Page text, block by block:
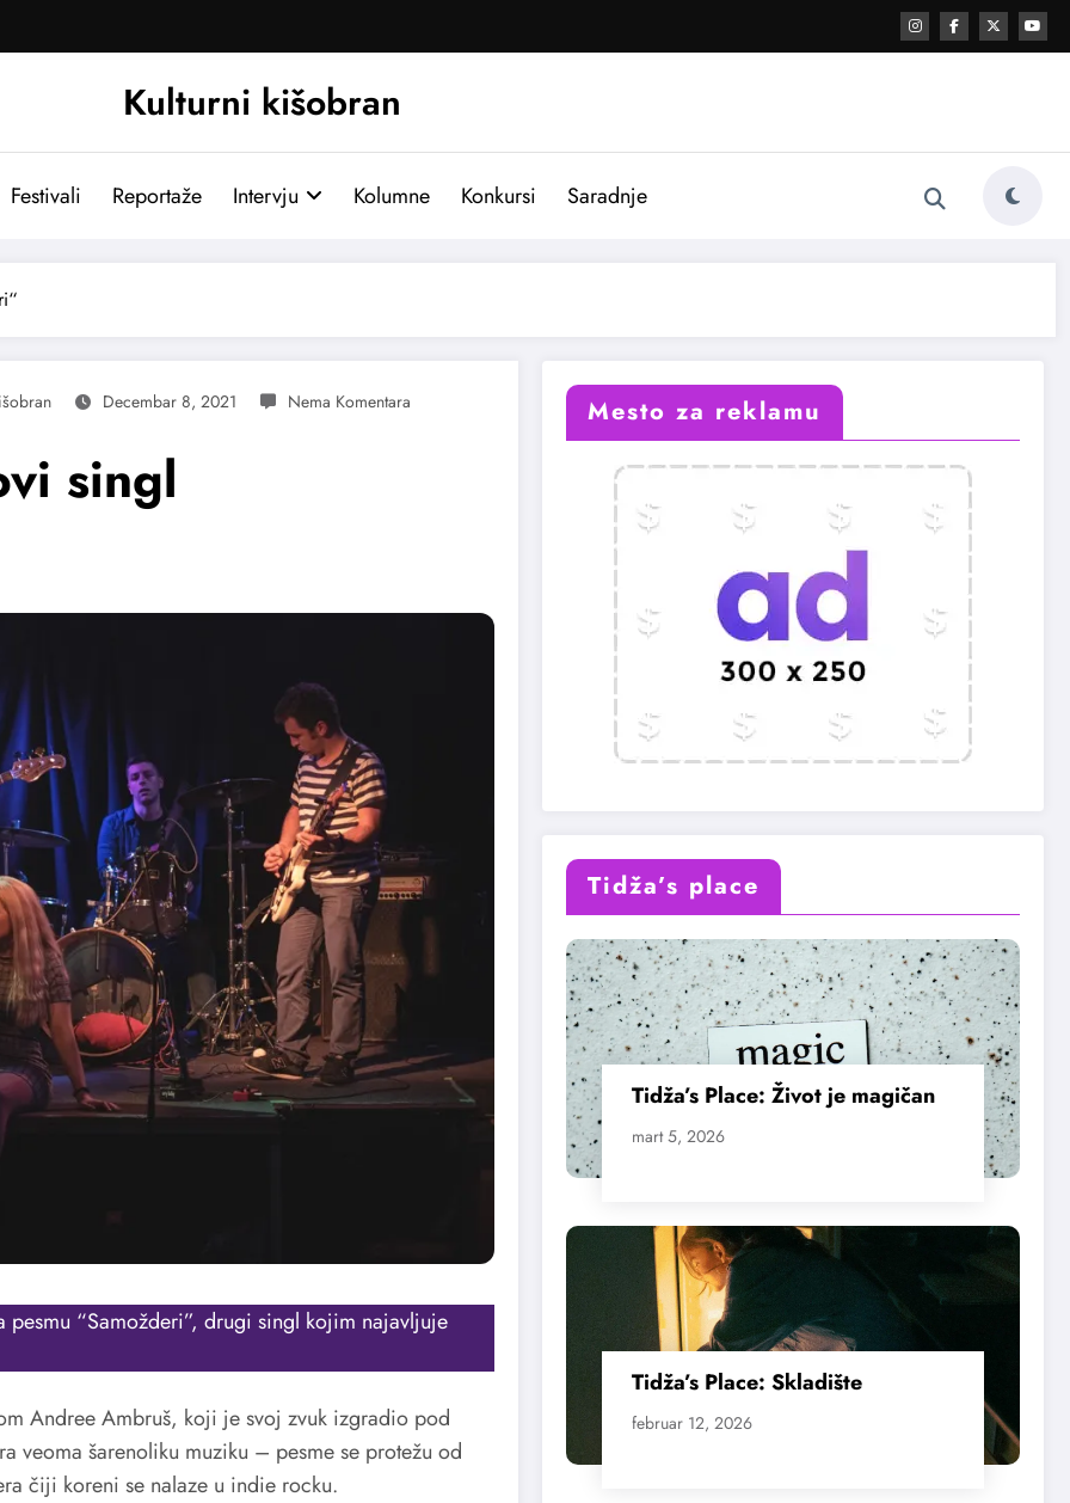
Kulturni kišobran
Festivali Reportaže Intervju Kolumne Konkursi Saradnje
Decembar 8, 2021
singl
“Samožderi”, drugi singl kojim najavljuje
Andree Ambruš, koji je svoj zvuk izgradio pod
veoma šarenoliku muziku – pesme se protežu od
čiji koreni se nalaze u indie rocku.
Mesto za reklamu
Tidža’s place
Tidža’s Place: Život je magičan
mart 5, 2026
Tidža’s Place: Skladište
februar 12, 2026